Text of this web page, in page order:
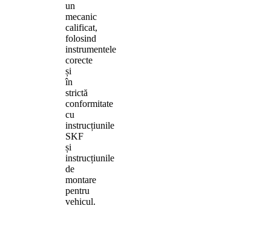
un
mecanic
calificat,
folosind
instrumentele
corecte
și
în
strictă
conformitate
cu
instrucțiunile
SKF
și
instrucțiunile
de
montare
pentru
vehicul.